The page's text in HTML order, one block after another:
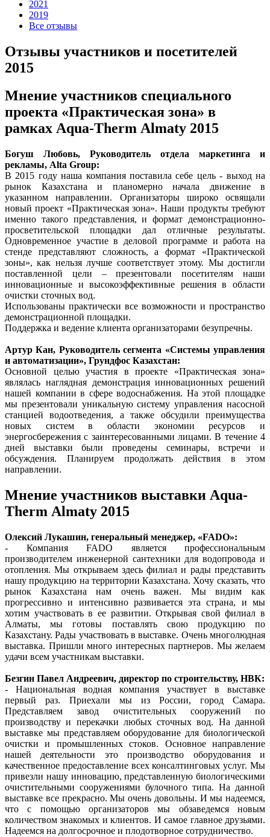
2021
2019
Все отзывы
Отзывы участников и посетителей
2015
Мнение участников специального
проекта «Практическая зона» в
рамках Aqua-Therm Almaty 2015
Богуш Любовь, Руководитель отдела маркетинга и
рекламы, Alta Group:
В 2015 году наша компания поставила себе цель - выход на
рынок Казахстана и планомерно начала движение в
указанном направлении. Организаторы широко освящали
новый проект «Практическая зона». Наши продукты требуют
именно такого представления, и формат демонстрационно-
просветительской площадки дал отличные результаты.
Одновременное участие в деловой программе и работа на
стенде представляют сложность, а формат «Практической
зоны», как нельзя лучше соответствует этому. Мы достигли
поставленной цели – презентовали посетителям наши
инновационные и высокоэффективные решения в области
очистки сточных вод.
Использованы практически все возможности и пространство
демонстрационной площадки.
Поддержка и ведение клиента организаторами безупречны.
Артур Кан, Руководитель сегмента «Системы управления
и автоматизации», Грундфос Казахстан:
Основной целью участия в проекте «Практическая зона»
являлась наглядная демонстрация инновационных решений
нашей компании в сфере водоснабжения. На этой площадке
мы презентовали уникальную систему управления насосной
станцией водоотведения, а также обсудили преимущества
новых систем в области экономии ресурсов и
энергосбережения с заинтересованными лицами. В течение 4
дней выставки были проведены семинары, встречи и
обсуждения. Планируем продолжать действия в этом
направлении.
Мнение участников выставки Aqua-
Therm Almaty 2015
Олексий Лукашин, генеральный менеджер, «FADO»:
- Компания FADO является профессиональным
производителем инженерной сантехники для водопровода и
отопления. Мы открываем здесь филиал и рады представить
нашу продукцию на территории Казахстана. Хочу сказать, что
рынок Казахстана нам очень важен. Мы видим как
прогрессивно и интенсивно развивается эта страна, и мы
хотим участвовать в ее развитии. Открывая свой филиал в
Алматы, мы готовы поставлять свою продукцию по
Казахстану. Рады участвовать в выставке. Очень многолюдная
выставка. Пришли много интересных партнеров. Мы желаем
удачи всем участникам выставки.
Безгин Павел Андреевич, директор по строительству, НВК:
- Национальная водная компания участвует в выставке
первый раз. Приехали мы из России, город Самара.
Представляем завод очистительных сооружений по
производству и перекачки любых сточных вод. На данной
выставке мы представляем оборудование для биологической
очистки и промышленных стоков. Основное направление
нашей деятельности это производство оборудования и
качественное предоставление всех консалтинговых услуг. Мы
привезли нашу инновацию, представленную биологическими
очистительными сооружениями булочного типа. На данной
выставке все прекрасно. Мы очень довольны. И мы надеемся,
что с помощью организаторов мы обзаведемся новым
количеством знакомых и клиентов. И самое главное друзьями.
Надеемся на долгосрочное и плодотворное сотрудничество.